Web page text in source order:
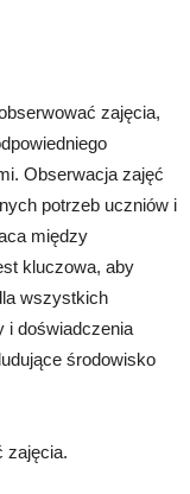
zajęcia,
Obserwacja zajęć
potrzeb uczniów i
między
kluczowa, aby
wszystkich
i doświadczenia
środowisko
zajęcia.